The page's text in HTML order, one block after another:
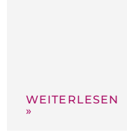
WEITERLESEN
»